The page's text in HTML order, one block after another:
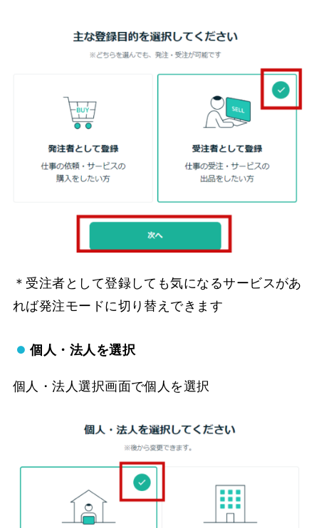
＊受注者として登録しても気になるサービスがあ
れば発注モードに切り替えできます
個人・法人を選択
個人・法人選択画面で個人を選択